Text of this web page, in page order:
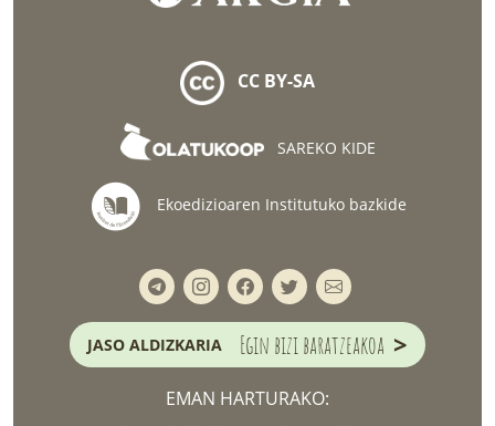
CC BY-SA
SAREKO KIDE
Ekoedizioaren Institutuko bazkide
JASO ALDIZKARIA Egin bizi baratzeakoa >
EMAN HARTURAKO: